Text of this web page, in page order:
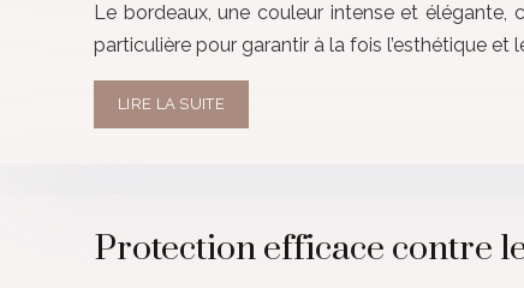
Le bordeaux, une couleur intense et élégante,
particulière pour garantir à la fois l’esthétique et
LIRE LA SUITE
Protection efficace contre